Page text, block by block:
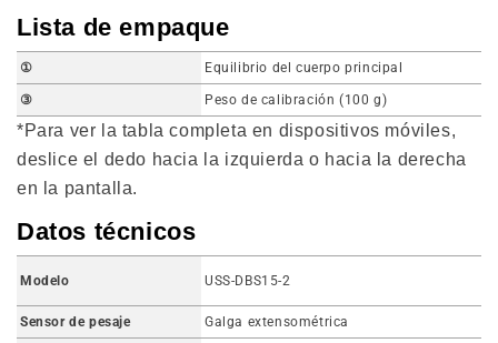
Lista de empaque
① Equilibrio del cuerpo principal
③ Peso de calibración (100 g)
*Para ver la tabla completa en dispositivos móviles,
deslice el dedo hacia la izquierda o hacia la derecha
en la pantalla.
Datos técnicos
Modelo USS-DBS15-2
Sensor de pesaje Galga extensométrica